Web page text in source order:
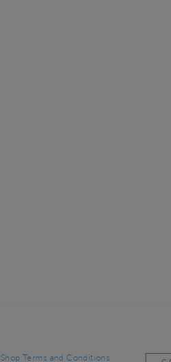
Shop Terms and Conditions